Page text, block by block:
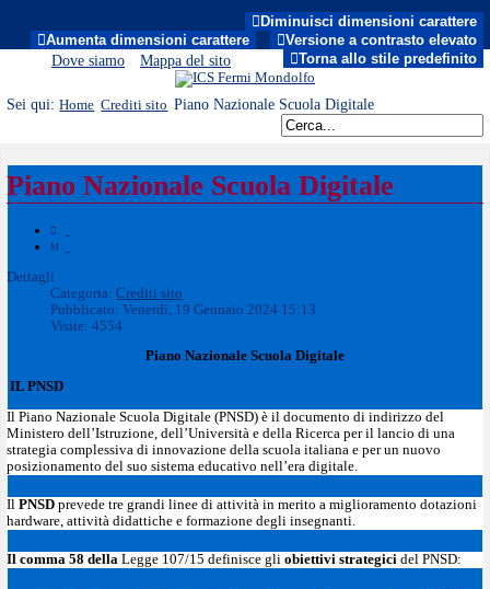
MENU
Diminuisci dimensioni carattere
Aumenta dimensioni carattere
Versione a contrasto elevato
Torna allo stile predefinito
Dove siamo Mappa del sito
Sei qui:Home Crediti sito Piano Nazionale Scuola Digitale
Piano Nazionale Scuola Digitale
Dettagli
Categoria:Crediti sito
Pubblicato: Venerdì, 19 Gennaio 2024 15:13
Visite: 4554
Piano Nazionale Scuola Digitale
IL PNSD
Il Piano Nazionale Scuola Digitale (PNSD) è il documento di indirizzo del
Ministero dell’Istruzione, dell’Università e della Ricerca per il lancio di una
strategia complessiva di innovazione della scuola italiana e per un nuovo
posizionamento del suo sistema educativo nell’era digitale.
IlPNSD prevede tre grandi linee di attività in merito a miglioramento dotazioni
hardware, attività didattiche e formazione degli insegnanti.
Il comma 58 dellaLegge 107/15 definisce gliobiettivi strategici del PNSD: